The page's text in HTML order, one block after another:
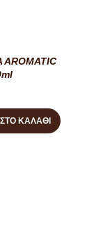
AROMATIC
ΚΑΛΆΘΙ